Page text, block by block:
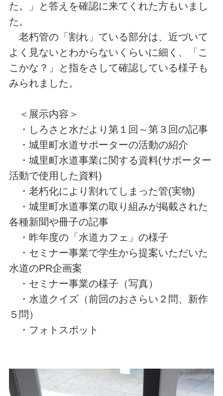
た。」と答えを確認に来てくれた方もいまし
た。
老朽管の「割れ」ている部分は、近づいて
よく見ないとわからないくらいに細く、「こ
こかな？」と指をさして確認している様子も
みられました。
＜展示内容＞
・しろさと水だより第１回～第３回の記事
・城里町水道サポーターの活動の紹介
・城里町水道事業に関する資料(サポーター
活動で使用した資料)
・老朽化により割れてしまった管(実物)
・城里町水道事業の取り組みが掲載された
各種新聞や冊子の記事
・昨年度の「水道カフェ」の様子
・セミナー事業で学生から提案いただいた
水道のPR企画案
・セミナー事業の様子（写真）
・水道クイズ（前回のおさらい２問、新作
５問）
・フォトスポット